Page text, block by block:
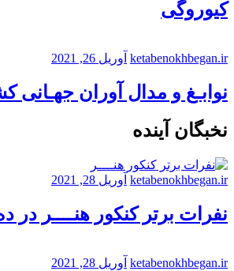
کیوروگی
ketabenokhbegan.ir آوریل 26, 2021
نوابـغ و مدال آوران جهـانی
نخبگان آینده
ketabenokhbegan.ir آوریل 28, 2021
نفرات برتر کنکور هنــــر در
ketabenokhbegan.ir آوریل 28, 2021